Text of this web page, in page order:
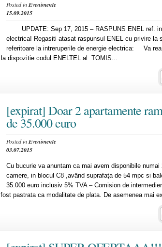
Posted inEvenimente
15.09.2015
UPDATE: Sep 17, 2015 – RASPUNS ENEL ref.
electrica! Regasiti atasat raspunsul ENEL cu privire la
referitoare la intreruperile de energie electrica: Va
dispozitie codul ENELTEL al TOMIS...
[expirat] Doar 2 apartamente
de 35.000 euro
Posted inEvenimente
03.07.2015
Cu bucurie va anuntam ca mai avem disponibile numai
camere, in blocul C8 ,având suprafaţa de 54 mpc si
35.000 euro inclusiv 5% TVA – Comision de
pastrata ca modalitate de plata. De asemenea mai